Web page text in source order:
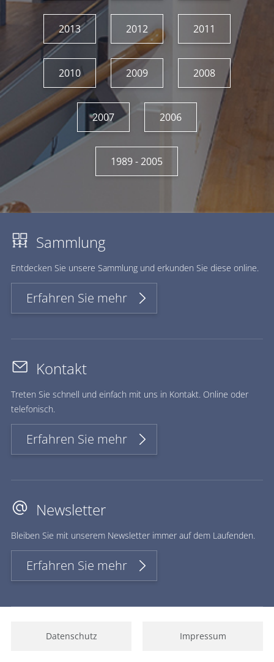
2013 2012 2011
2010 2009 2008
2007 2006
1989 - 2005
Sammlung
Ent­de­cken Sie un­se­re Samm­lung und er­kun­den Sie die­se on­line.
Erfahren Sie mehr
Kontakt
Treten Sie schnell und einfach mit uns in Kontakt. Online oder
telefonisch.
Erfahren Sie mehr
Newsletter
Bleiben Sie mit unserem Newsletter immer auf dem Laufenden.
Erfahren Sie mehr
Datenschutz Impressum